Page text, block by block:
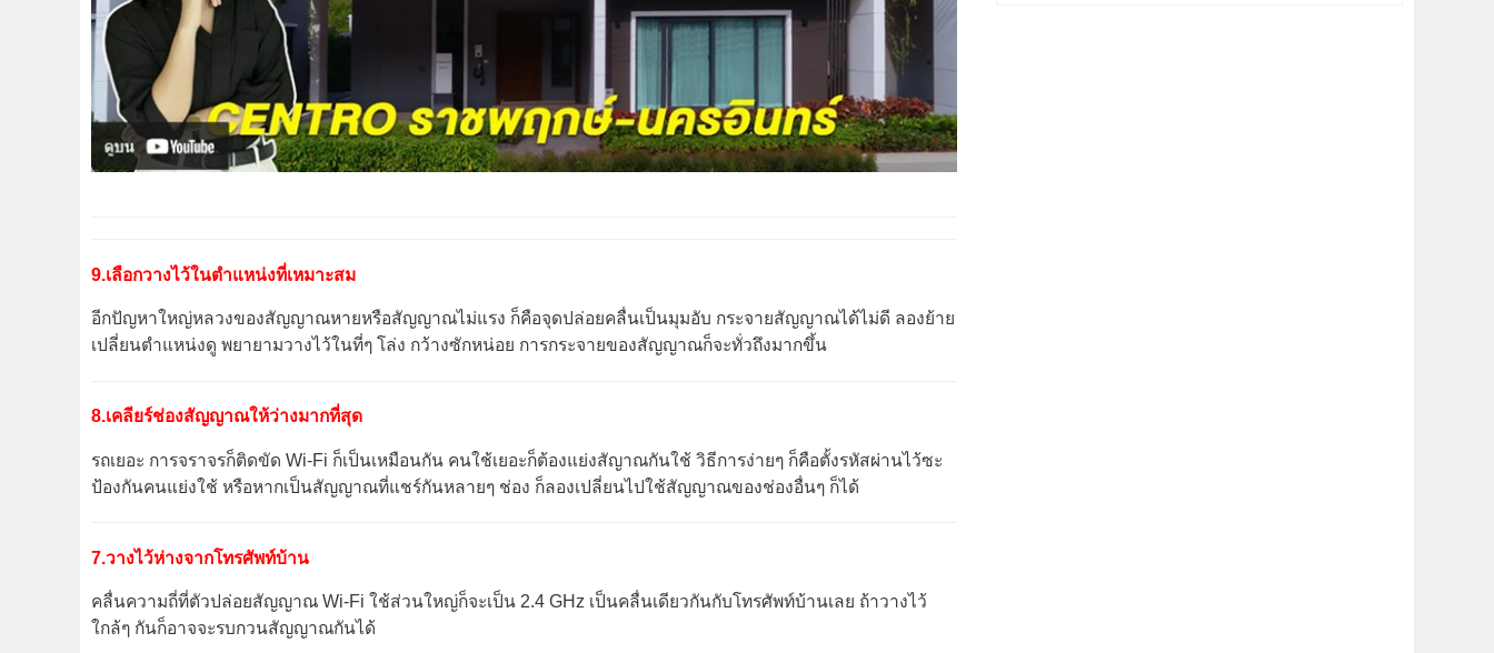
9.เลือกวางไว้ในตำแหน่งที่เหมาะสม
อีกปัญหาใหญ่หลวงของสัญญาณหายหรือสัญญาณไม่แรง ก็คือจุดปล่อยคลื่นเป็นมุมอับ กระจายสัญญาณได้ไม่ดี ลองย้าย
เปลี่ยนตำแหน่งดู พยายามวางไว้ในที่ๆ โล่ง กว้างซักหน่อย การกระจายของสัญญาณก็จะทั่วถึงมากขึ้น
8.เคลียร์ช่องสัญญาณให้ว่างมากที่สุด
รถเยอะ การจราจรก็ติดขัด Wi-Fi ก็เป็นเหมือนกัน คนใช้เยอะก็ต้องแย่งสัญาณกันใช้ วิธีการง่ายๆ ก็คือตั้งรหัสผ่านไว้ซะ
ป้องกันคนแย่งใช้ หรือหากเป็นสัญญาณที่แชร์กันหลายๆ ช่อง ก็ลองเปลี่ยนไปใช้สัญญาณของช่องอื่นๆ ก็ได้
7.วางไว้ห่างจากโทรศัพท์บ้าน
คลื่นความถี่ที่ตัวปล่อยสัญญาณ Wi-Fi ใช้ส่วนใหญ่ก็จะเป็น 2.4 GHz เป็นคลื่นเดียวกันกับโทรศัพท์บ้านเลย ถ้าวางไว้
ใกล้ๆ กันก็อาจจะรบกวนสัญญาณกันได้